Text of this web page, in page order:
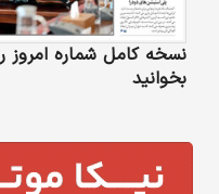
نسخه کامل شماره امروز
بخوانید